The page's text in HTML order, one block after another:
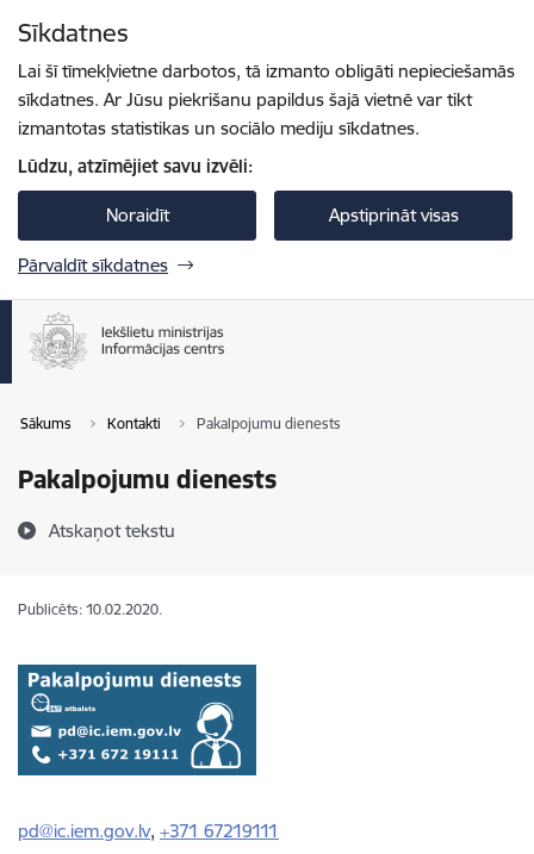
Sīkdatnes
Lai šī tīmekļvietne darbotos, tā izmanto obligāti nepieciešamās
sīkdatnes. Ar Jūsu piekrišanu papildus šajā vietnē var tikt
izmantotas statistikas un sociālo mediju sīkdatnes.
Lūdzu, atzīmējiet savu izvēli:
Noraidīt Apstiprināt visas
Pārvaldīt sīkdatnes
Sākums Kontakti Pakalpojumu dienests
Pakalpojumu dienests
Atskaņot tekstu
Publicēts: 10.02.2020.
pd@ic.iem.gov.lv, +371 67219111